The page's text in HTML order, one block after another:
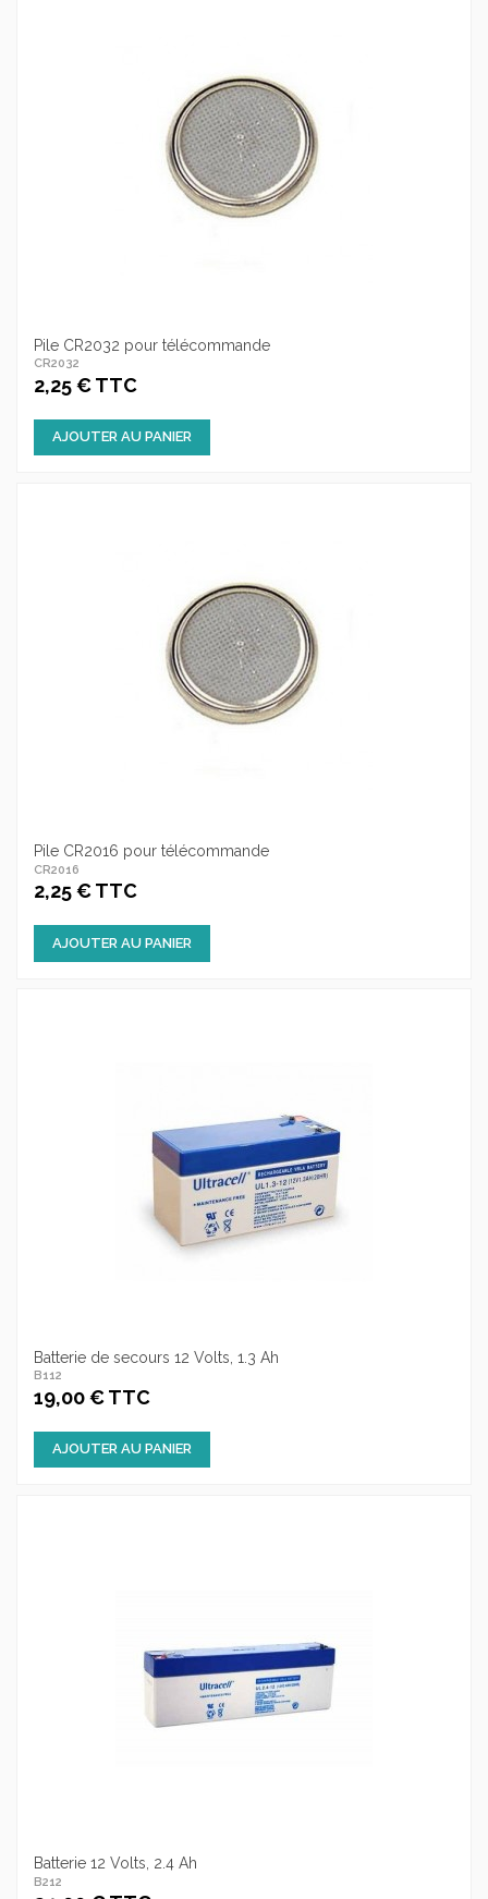
Pile CR2032 pour télécommande
CR2032
2,25 € TTC
AJOUTER AU PANIER
Pile CR2016 pour télécommande
CR2016
2,25 € TTC
AJOUTER AU PANIER
Batterie de secours 12 Volts, 1.3 Ah
B112
19,00 € TTC
AJOUTER AU PANIER
Batterie 12 Volts, 2.4 Ah
B212